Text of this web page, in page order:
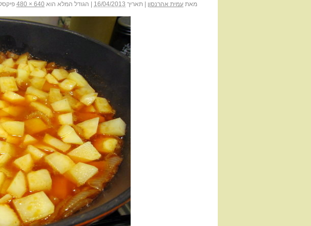
מאת עמית אהרנסון תאריך 16/04/2013 הגודל המלא הוא 640 × 480